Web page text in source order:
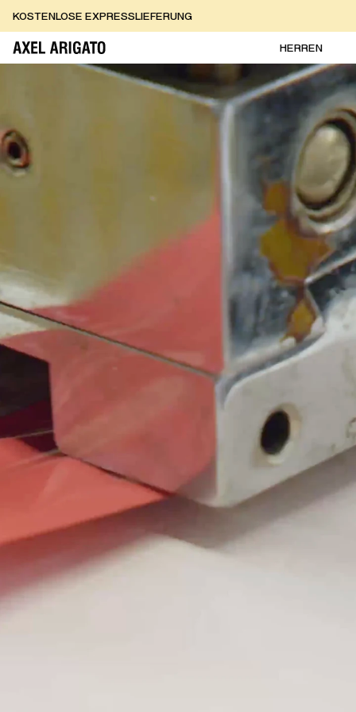
KOSTENLOSE RÜCKGABEN
KOSTENLOSE EXPRESSLIEFERUNGKOSTENLOSE RÜCKGABEN
HERREN
AXEL ARIGATO - Startseite